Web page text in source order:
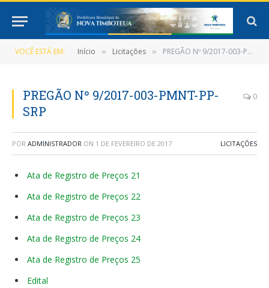
VOCÊ ESTÁ EM: Início » Licitações » PREGÃO Nº 9/2017-003-PMNT-PP-SRP
PREGÃO Nº 9/2017-003-PMNT-PP-
SRP
0
POR ADMINISTRADOR ON 1 DE FEVEREIRO DE 2017 LICITAÇÕES
Ata de Registro de Preços 21
Ata de Registro de Preços 22
Ata de Registro de Preços 23
Ata de Registro de Preços 24
Ata de Registro de Preços 25
Edital